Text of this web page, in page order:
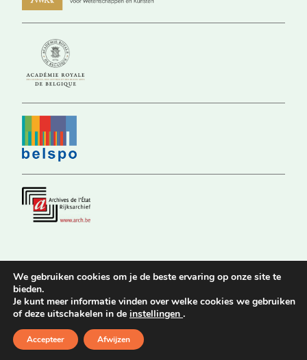
© 2026 Koninklijke Commissie voor Geschiedenis |
Toegangkelijkheidsverklaring
Website by Stijn Van Nuffelen
We gebruiken cookies om je de beste ervaring op onze site te
bieden.
Je kunt meer informatie vinden over welke cookies we gebruiken
of deze uitschakelen in de instellingen .
Accepteer Afwijzen